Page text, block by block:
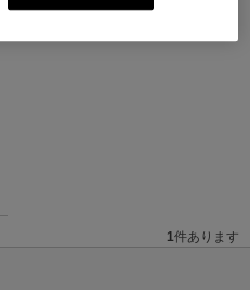
1件あります